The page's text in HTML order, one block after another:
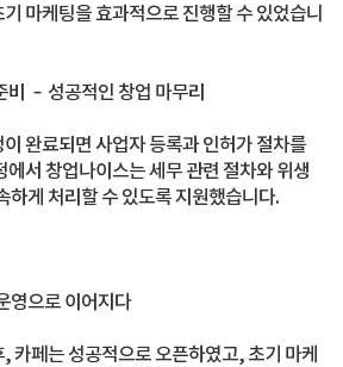
마케팅을 효과적으로 진행할 수 있었습니
비 – 성공적인 창업 마무리
완료되면 사업자 등록과 인허가 절차를
에서 창업나이스는 세무 관련 절차와 위생
하게 처리할 수 있도록 지원했습니다.
영으로 이어지다
카페는 성공적으로 오픈하였고, 초기 마케